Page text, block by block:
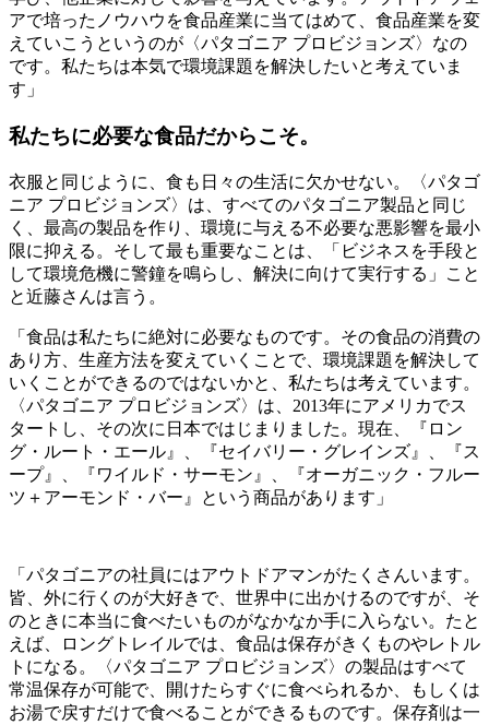
アで培ったノウハウを食品産業に当てはめて、食品産業を変
えていこうというのが〈パタゴニア プロビジョンズ〉なの
です。私たちは本気で環境課題を解決したいと考えていま
す」
私たちに必要な食品だからこそ。
衣服と同じように、食も日々の生活に欠かせない。〈パタゴ
ニア プロビジョンズ〉は、すべてのパタゴニア製品と同じ
く、最高の製品を作り、環境に与える不必要な悪影響を最小
限に抑える。そして最も重要なことは、「ビジネスを手段と
して環境危機に警鐘を鳴らし、解決に向けて実行する」こと
と近藤さんは言う。
「食品は私たちに絶対に必要なものです。その食品の消費の
あり方、生産方法を変えていくことで、環境課題を解決して
いくことができるのではないかと、私たちは考えています。
〈パタゴニア プロビジョンズ〉は、2013年にアメリカでス
タートし、その次に日本ではじまりました。現在、『ロン
グ・ルート・エール』、『セイバリー・グレインズ』、『ス
ープ』、『ワイルド・サーモン』、『オーガニック・フルー
ツ＋アーモンド・バー』という商品があります」
「パタゴニアの社員にはアウトドアマンがたくさんいます。
皆、外に行くのが大好きで、世界中に出かけるのですが、そ
のときに本当に食べたいものがなかなか手に入らない。たと
えば、ロングトレイルでは、食品は保存がきくものやレトル
トになる。〈パタゴニア プロビジョンズ〉の製品はすべて
常温保存が可能で、開けたらすぐに食べられるか、もしくは
お湯で戻すだけで食べることができるものです。保存剤は一